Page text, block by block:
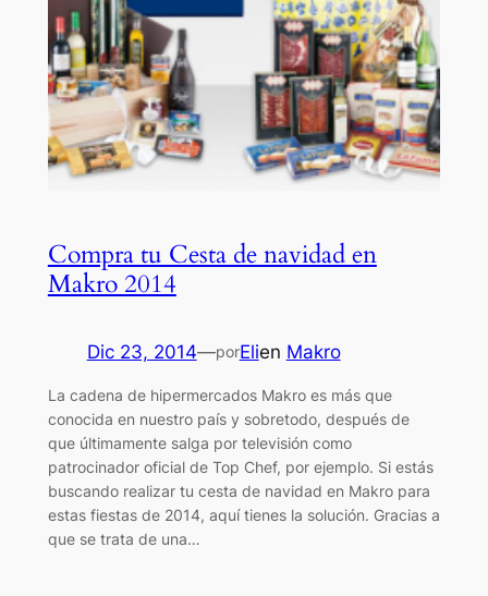
Compra tu Cesta de navidad en
Makro 2014
Dic 23, 2014—porElien Makro
La cadena de hipermercados Makro es más que
conocida en nuestro país y sobretodo, después de
que últimamente salga por televisión como
patrocinador oficial de Top Chef, por ejemplo. Si estás
buscando realizar tu cesta de navidad en Makro para
estas fiestas de 2014, aquí tienes la solución. Gracias a
que se trata de una…